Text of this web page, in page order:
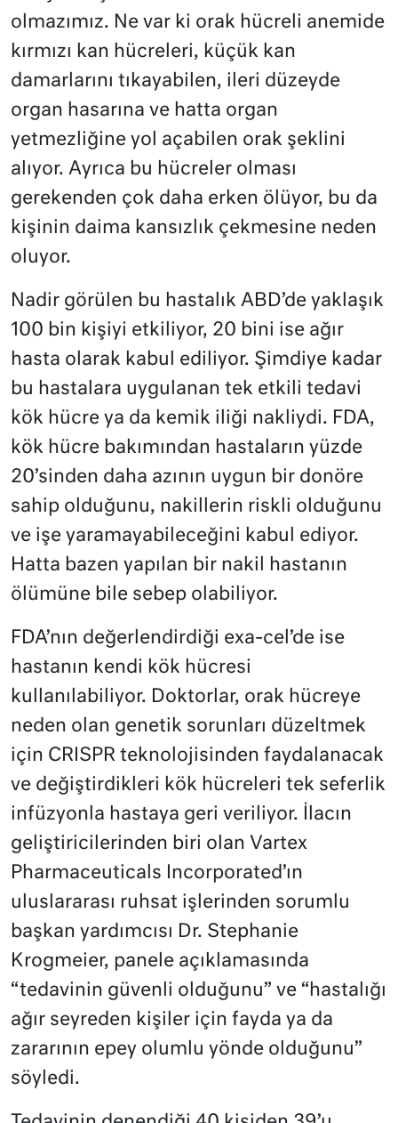
olmazımız. Ne var ki orak hücreli anemide
kırmızı kan hücreleri, küçük kan
damarlarını tıkayabilen, ileri düzeyde
organ hasarına ve hatta organ
yetmezliğine yol açabilen orak şeklini
alıyor. Ayrıca bu hücreler olması
gerekenden çok daha erken ölüyor, bu da
kişinin daima kansızlık çekmesine neden
oluyor.
Nadir görülen bu hastalık ABD’de yaklaşık
100 bin kişiyi etkiliyor, 20 bini ise ağır
hasta olarak kabul ediliyor. Şimdiye kadar
bu hastalara uygulanan tek etkili tedavi
kök hücre ya da kemik iliği nakliydi. FDA,
kök hücre bakımından hastaların yüzde
20’sinden daha azının uygun bir donöre
sahip olduğunu, nakillerin riskli olduğunu
ve işe yaramayabileceğini kabul ediyor.
Hatta bazen yapılan bir nakil hastanın
ölümüne bile sebep olabiliyor.
FDA’nın değerlendirdiği exa-cel’de ise
hastanın kendi kök hücresi
kullanılabiliyor. Doktorlar, orak hücreye
neden olan genetik sorunları düzeltmek
için CRISPR teknolojisinden faydalanacak
ve değiştirdikleri kök hücreleri tek seferlik
infüzyonla hastaya geri veriliyor. İlacın
geliştiricilerinden biri olan Vartex
Pharmaceuticals Incorporated’ın
uluslararası ruhsat işlerinden sorumlu
başkan yardımcısı Dr. Stephanie
Krogmeier, panele açıklamasında
“tedavinin güvenli olduğunu” ve “hastalığı
ağır seyreden kişiler için fayda ya da
zararının epey olumlu yönde olduğunu”
söyledi.